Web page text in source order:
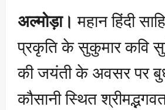
अल्मोड़ा।महान हिंदी
प्रकृति के सुकुमार कवि
की जयंती के अवसर पर
कौसानी स्थित